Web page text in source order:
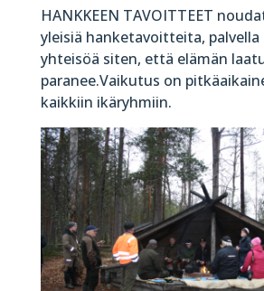
HANKKEEN TAVOITTEET
yleisiä hanketavoitteita, palvella
yhteisöä siten, että elämän
paranee.Vaikutus on
kaikkiin ikäryhmiin.